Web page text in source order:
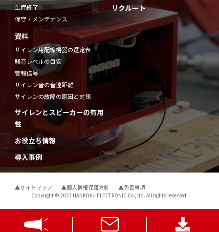
生産終了
保守・メンテナンス
資料
サイレン用配線機器の選定表
騒音レベルの目安
警報信号
サイレン音の音達距離
サイレンの故障の原因と対策
サイレンとスピーカーの有用
性
お役立ち情報
導入事例
リクルート
▲サイトマップ ▲個人情報保護方針 ▲免責事項
Copyright © 2022 HANKOKU ELECTRONIC Co.,Ltd. All rights reserved.